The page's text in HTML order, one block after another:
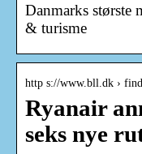
Danmarks største
& turisme
http s://www.bll.dk ›
Ryanair
seks nye